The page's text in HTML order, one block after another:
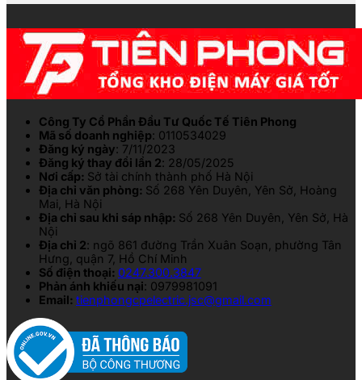
Công Ty Cổ Phần Đầu Tư Quốc Tế Tiên Phong
Mã số doanh nghiệp: 0110534029
Đăng ký ngày: 7/11/2023
Đăng ký thay đổi lần 2: 28/05/2025
Nơi cấp: Sở tài chính thành phố Hà Nội
Địa chỉ văn phòng: Số 268 Yên Duyên, Yên Sở, Hoàng
Mai, Hà Nội
Địa chỉ sau khi sáp nhập: Số 268 Yên Duyên, Yên Sở, Hà
Nội
Địa chỉ 2: ngõ 861 đường Trần Xuân Soạn, phường Tân
Hưng, quận 7, Hồ Chí Minh
Số điện thoại: 0247.300.3847
Phản ánh khiếu nại: 0979981091
Email: tienphongcpelectric.jsc@gmail.com